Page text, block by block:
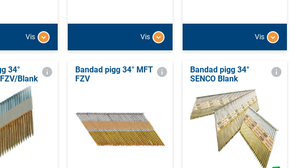
Vis Vis Vis
34°
Blank
Bandad pigg 34° MFT
FZV
Bandad pigg 34°
SENCO Blank